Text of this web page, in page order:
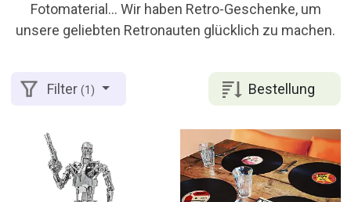
Fotomaterial... Wir haben Retro-Geschenke, um
unsere geliebten Retronauten glücklich zu machen.
Bestellung
Filter(1)